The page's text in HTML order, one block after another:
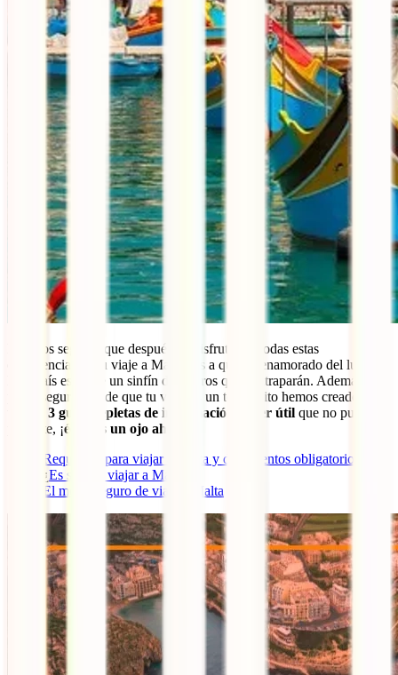
Estamos seguros que después de disfrutar de todas estas
experiencias en tu viaje a Malta vas a quedar enamorado del lugar.
Este país esconde un sinfín de tesoros que te atraparán. Además,
para asegurarnos de que tu viaje es un total éxito hemos creado para
3 guías repletas de información súper útil que no puedes
perderte, ¡échales un ojo ahora
Requisitos para viajar a Malta y documentos obligatorios
¿Es seguro viajar a Malta
El mejor seguro de viaje a Malta